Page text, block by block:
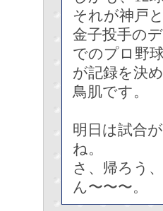
それが神戸
金子投手の
でのプロ野
が記録を決
鳥肌です。
明日は試合
ね。
さ、帰ろう
ん〜〜〜。